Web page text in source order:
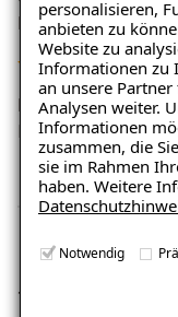
personalisieren,
anbieten zu
Website zu
Informationen zu
an unsere
Analysen weiter.
Informationen
zusammen, die
sie im Rahmen
haben. Weitere
Notwendig
Kunde: Familie . A.
Für mich gab es
Ich wollte nicht auf
Hauptaugenmerk
sehr gut um den
gekümmert und
Feuchte
freundlich